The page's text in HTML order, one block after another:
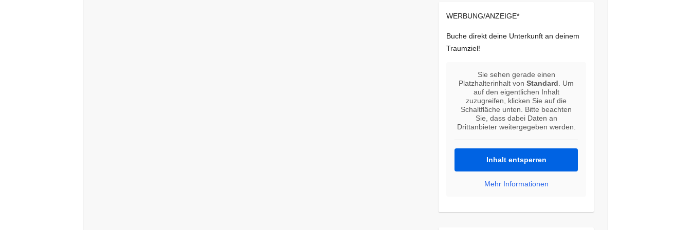
WERBUNG/ANZEIGE*
Buche direkt deine Unterkunft an deinem
Traumziel!
Sie sehen gerade einen
Platzhalterinhalt vonStandard . Um
auf den eigentlichen Inhalt
zuzugreifen, klicken Sie auf die
Schaltfläche unten. Bitte beachten
Sie, dass dabei Daten an
Drittanbieter weitergegeben werden.
Inhalt entsperren
Mehr Informationen